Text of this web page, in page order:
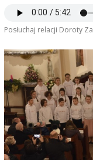
Posłuchaj relacji Doroty